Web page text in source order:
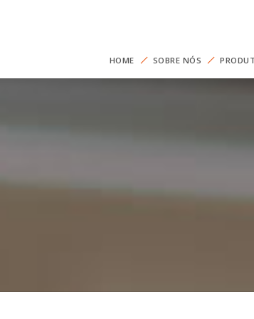
HOME SOBRE NÓS